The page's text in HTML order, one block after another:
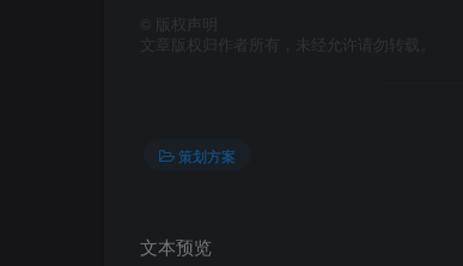
版权声明
文章版权归作者所有，未经允许请勿转载。
策划方案
文本预览